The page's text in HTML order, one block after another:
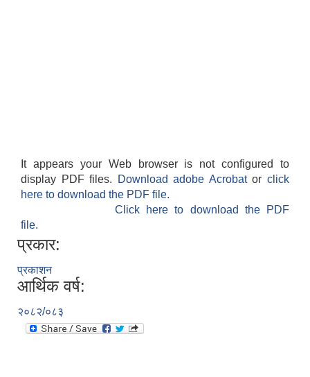
It appears your Web browser is not configured to
display PDF files.
Download adobe Acrobatorclick
here to download the PDF file.
Click here to download the PDF
file.
प्रकार:
प्रकाशन
आर्थिक वर्ष:
२०८२/०८३